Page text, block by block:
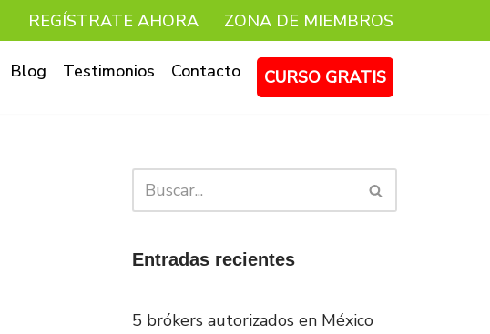
REGÍSTRATE AHORA ZONA DE MIEMBROS
Blog Testimonios Contacto CURSO GRATIS
Entradas recientes
5 brókers autorizados en México